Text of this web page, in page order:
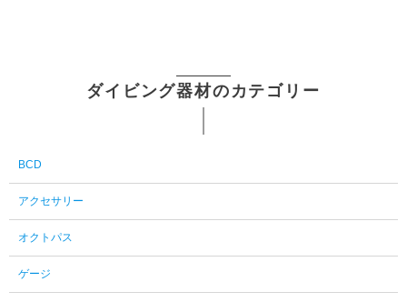
ダイビング器材のカテゴリー
BCD
アクセサリー
オクトパス
ゲージ